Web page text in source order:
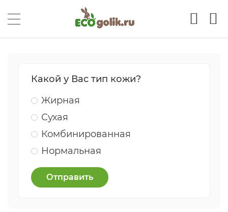
Какой у Вас тип кожи?
Жирная
Сухая
Комбинированная
Нормальная
Отправить